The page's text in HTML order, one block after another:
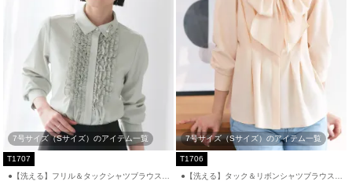
7号サイズ（Sサイズ）のアイテム一覧
T1707
●【洗える】フリル＆タックシャツブラウス
7号サイズ（Sサイズ）のアイテム一覧
T1706
●【洗える】タック＆リボンシャツブラウス